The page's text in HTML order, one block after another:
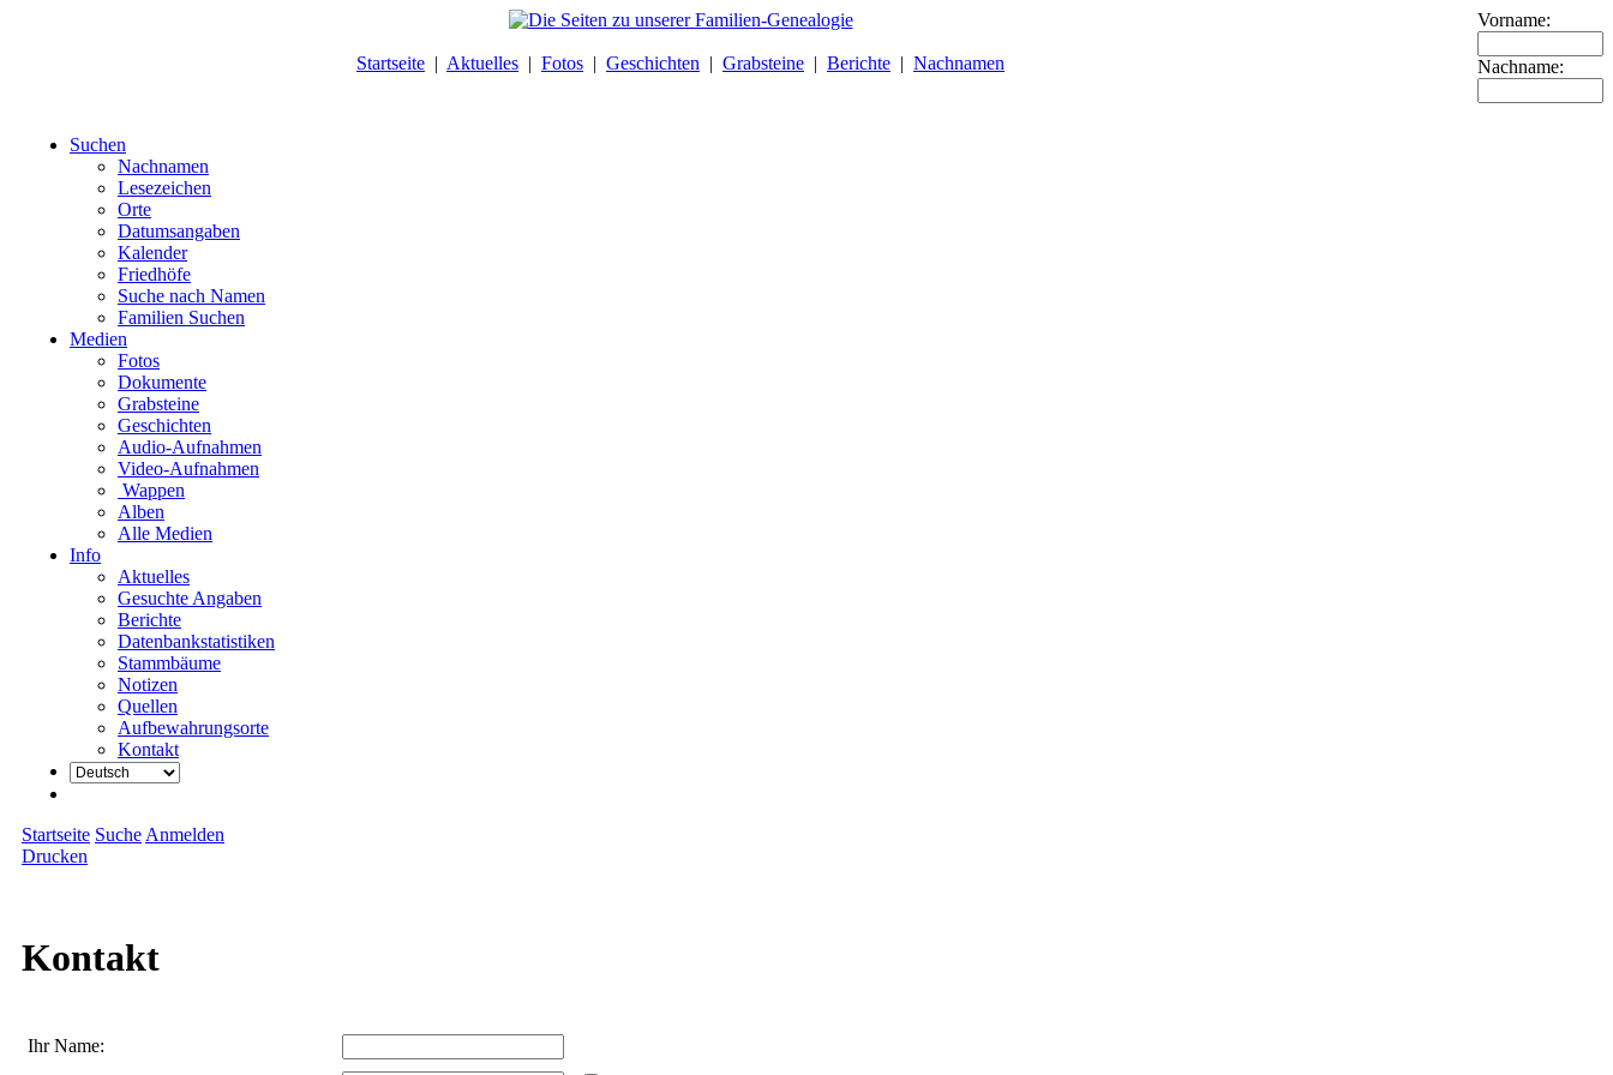
Startseite | Aktuelles | Fotos | Geschichten | Grabsteine | Berichte | Nachnamen
Vorname:
Nachname:
Suchen
Nachnamen
Lesezeichen
Orte
Datumsangaben
Kalender
Friedhöfe
Suche nach Namen
Familien Suchen
Medien
Fotos
Dokumente
Grabsteine
Geschichten
Audio-Aufnahmen
Video-Aufnahmen
Wappen
Alben
Alle Medien
Info
Aktuelles
Gesuchte Angaben
Berichte
Datenbankstatistiken
Stammbäume
Notizen
Quellen
Aufbewahrungsorte
Kontakt
Startseite Suche Anmelden
Drucken
Kontakt
Ihr Name: